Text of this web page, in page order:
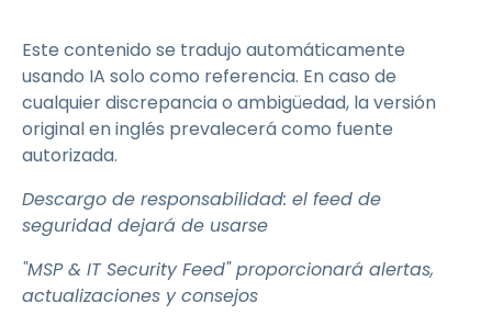
Este contenido se tradujo automáticamente
usando IA solo como referencia. En caso de
cualquier discrepancia o ambigüedad, la versión
original en inglés prevalecerá como fuente
autorizada.
Descargo de responsabilidad: el feed de
seguridad dejará de usarse
"MSP & IT Security Feed" proporcionará alertas,
actualizaciones y consejos